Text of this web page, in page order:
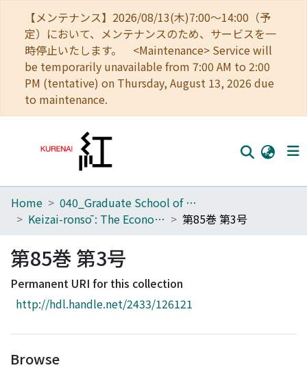
【メンテナンス】2026/08/13(木)7:00～14:00（予
定）において、メンテナンスのため、サービスを一
時停止いたします。 <Maintenance> Service will
be temporarily unavailable from 7:00 AM to 2:00
PM (tentative) on Thursday, August 13, 2026 due
to maintenance.
Home
Browse
Download Ranking
Access Statistics
Home
040_Graduate School of Economics
Keizai-ronsō : The Economic Review
第85巻 第3号
第85巻 第3号
Permanent URI for this collection
http://hdl.handle.net/2433/126121
Browse